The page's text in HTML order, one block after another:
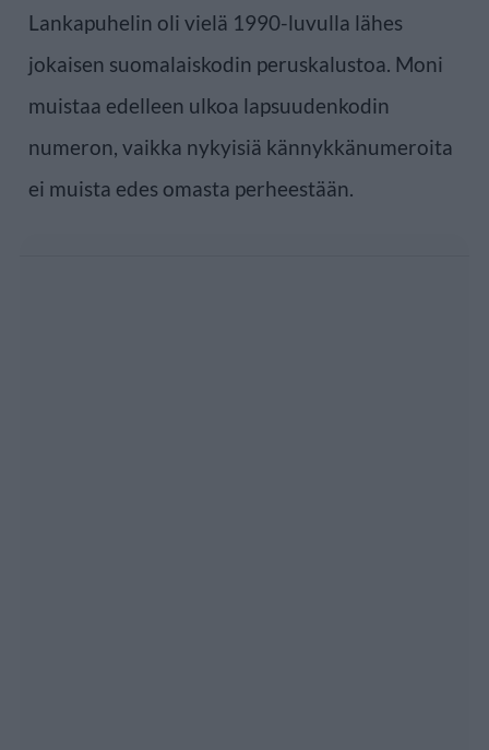
Lankapuhelin oli vielä 1990-luvulla lähes
jokaisen suomalaiskodin peruskalustoa. Moni
muistaa edelleen ulkoa lapsuudenkodin
numeron, vaikka nykyisiä kännykkänumeroita
ei muista edes omasta perheestään.